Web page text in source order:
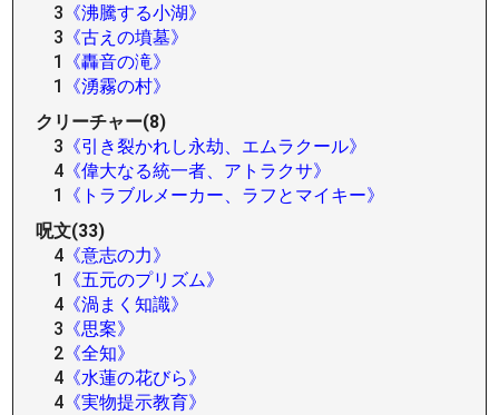
3 《沸騰する小湖》
3 《古えの墳墓》
1
《轟音の滝》
1
《湧霧の村》
クリーチャー(8)
3 《引き裂かれし永劫、エムラクール》
4 《偉大なる統一者、アトラクサ》
1
《トラブルメーカー、ラフとマイキー》
呪文(33)
4 《意志の力》
1
《五元のプリズム》
4 《渦まく知識》
3 《思案》
2 《全知》
4 《水蓮の花びら》
4 《実物提示教育》